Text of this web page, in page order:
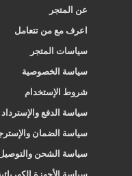
عن المتجر
اعرف مع من تتعامل
سياسات المتجر
سياسة الخصوصية
شروط الإستخدام
سياسة الدفع والإسترداد
سياسة الضمان
سياسة الشحن